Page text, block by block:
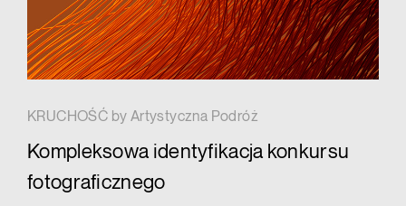
KRUCHOŚĆ by Artystyczna Podróż
Kompleksowa identyfikacja konkursu
fotograficznego